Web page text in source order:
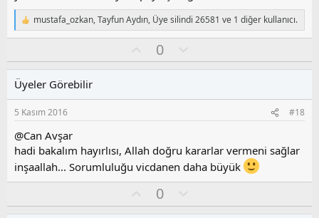
a
T
e
i
l
e
r
mustafa_ozkan,Tayfun Aydın, Üye silindi 26581 ve 1 diğer kullanıcı.
y
0
l
s
u
o
y
l
Üyeler Görebilir
5 Kasım 2016 #18
@Can Avşar
hadi bakalım hayırlısı, Allah doğru kararlar vermeni sağlar
inşaallah... Sorumluluğu vicdanen daha büyük
y
0
l